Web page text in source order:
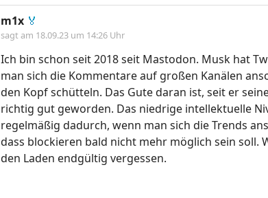
m1x 🏅
sagt am 18.09.23 um 14:26 Uhr
Ich bin schon seit 2018 seit Mastodon. Musk hat
man sich die Kommentare auf großen Kanälen
den Kopf schütteln. Das Gute daran ist, seit er
richtig gut geworden. Das niedrige intellektuelle
regelmäßig dadurch, wenn man sich die Trends
dass blockieren bald nicht mehr möglich sein soll.
den Laden endgültig vergessen.